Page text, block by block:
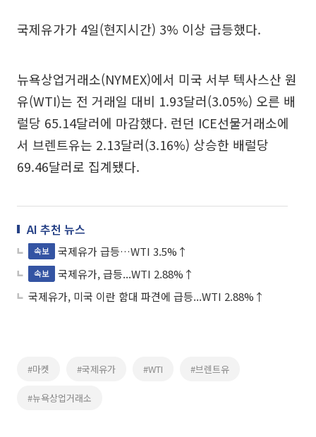
국제유가가 4일(현지시간) 3% 이상 급등했다.
뉴욕상업거래소(NYMEX)에서 미국 서부 텍사스산 원
유(WTI)는 전 거래일 대비 1.93달러(3.05%) 오른 배
럴당 65.14달러에 마감했다. 런던 ICE선물거래소에
서 브렌트유는 2.13달러(3.16%) 상승한 배럴당
69.46달러로 집계됐다.
AI 추천 뉴스
속보 국제유가 급등…WTI 3.5%↑
속보
국제유가, 급등...WTI 2.88%↑
국제유가, 미국 이란 함대 파견에 급등...WTI 2.88%↑
#마켓 #국제유가 #WTI #브렌트유
#뉴욕상업거래소